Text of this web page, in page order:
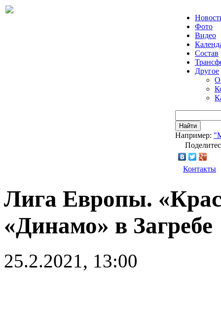
Фото
Видео
Состав
Другое
О
Найти
Например:
Контакты
Лига Европы.
«Динамо» в Загребе
25.2.2021, 13:00